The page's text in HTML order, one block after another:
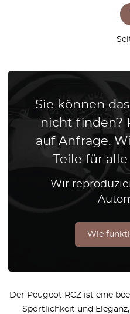
Sie können
nicht finden?
auf Anfrage.
Teile für
Wir
Wie
Der Peugeot RCZ ist eine
Sportlichkeit und